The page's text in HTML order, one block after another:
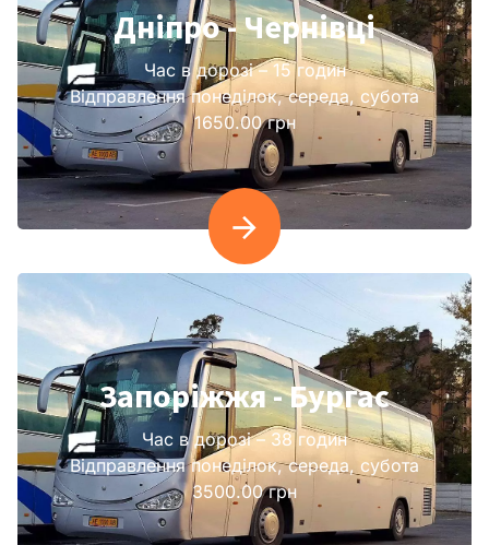
Дніпро - Чернівці
Час в дорозі – 15 годин
Відправлення понеділок, середа, субота
1650.00 грн
Запоріжжя - Бургас
Час в дорозі – 38 годин
Відправлення понеділок, середа, субота
3500.00 грн